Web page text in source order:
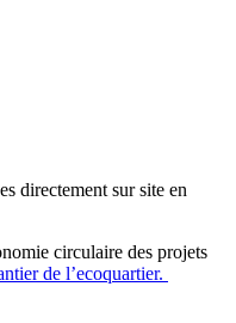
directement sur site en
circulaire des projets
de l’ecoquartier.